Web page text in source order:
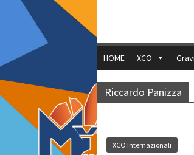
HOME XCO
Riccardo Panizza
XCO Internazionali